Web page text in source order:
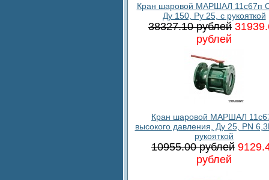
Кран шаровой МАРШАЛ 11с67п
Ду 150, Ру 25, с рукояткой
38327.10 рублей
рублей
Кран шаровой МАРШАЛ
высокого давления, Ду 25, PN
рукояткой
10955.00 рублей
рублей